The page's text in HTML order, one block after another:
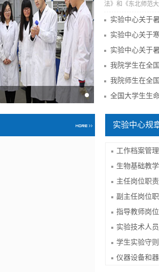
法》和《东北师范
实验中心规
工作档案管
生物基础教
主任岗位职责
副主任岗位
指导教师岗
实验技术人
学生实验守则
仪器设备和